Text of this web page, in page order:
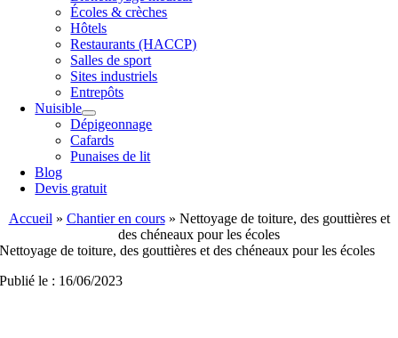
Écoles & crèches
Hôtels
Restaurants (HACCP)
Salles de sport
Sites industriels
Entrepôts
Nuisible
Dépigeonnage
Cafards
Punaises de lit
Blog
Devis gratuit
Accueil » Chantier en cours» Nettoyage de toiture, des gouttières et
des chéneaux pour les écoles
Nettoyage de toiture, des gouttières et des chéneaux pour les écoles
Publié le : 16/06/2023